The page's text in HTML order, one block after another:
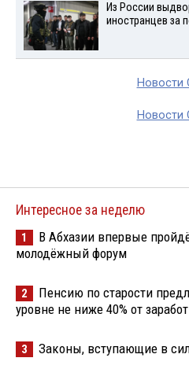
Из России
иностранцев за
Новости
Новости
Интересное за неделю
1
В Абхазии впервые
молодёжный форум
2
Пенсию по старости
уровне не ниже 40% от
3 Законы, вступающие в